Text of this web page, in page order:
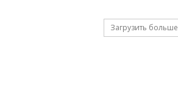
Загрузить больше